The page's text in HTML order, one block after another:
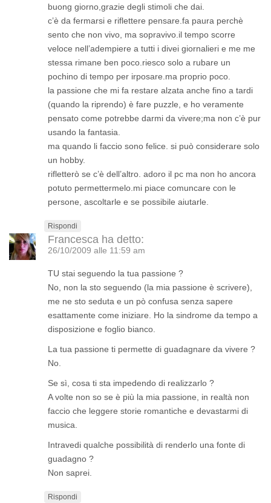
buong giorno,grazie degli stimoli che dai.
c’è da fermarsi e riflettere pensare.fa paura perchè
sento che non vivo, ma sopravivo.il tempo scorre
veloce nell’adempiere a tutti i divei giornalieri e me me
stessa rimane ben poco.riesco solo a rubare un
pochino di tempo per irposare.ma proprio poco.
la passione che mi fa restare alzata anche fino a tardi
(quando la riprendo) è fare puzzle, e ho veramente
pensato come potrebbe darmi da vivere;ma non c’è pur
usando la fantasia.
ma quando li faccio sono felice. si può considerare solo
un hobby.
rifletterò se c’è dell’altro. adoro il pc ma non ho ancora
potuto permettermelo.mi piace comuncare con le
persone, ascoltarle e se possibile aiutarle.
Rispondi
Francesca ha detto:
26/10/2009 alle 11:59 am
TU stai seguendo la tua passione ?
No, non la sto seguendo (la mia passione è scrivere),
me ne sto seduta e un pò confusa senza sapere
esattamente come iniziare. Ho la sindrome da tempo a
disposizione e foglio bianco.
La tua passione ti permette di guadagnare da vivere ?
No.
Se sì, cosa ti sta impedendo di realizzarlo ?
A volte non so se è più la mia passione, in realtà non
faccio che leggere storie romantiche e devastarmi di
musica.
Intravedi qualche possibilità di renderlo una fonte di
guadagno ?
Non saprei.
Rispondi